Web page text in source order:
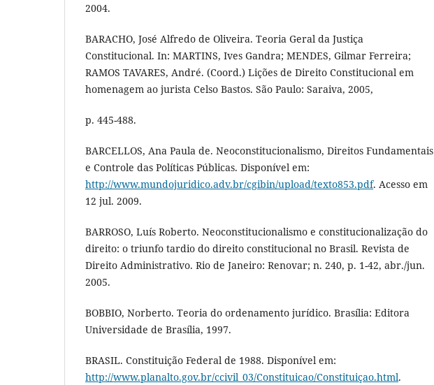
2004.
BARACHO, José Alfredo de Oliveira. Teoria Geral da Justiça
Constitucional. In: MARTINS, Ives Gandra; MENDES, Gilmar Ferreira;
RAMOS TAVARES, André. (Coord.) Lições de Direito Constitucional em
homenagem ao jurista Celso Bastos. São Paulo: Saraiva, 2005,
p. 445-488.
BARCELLOS, Ana Paula de. Neoconstitucionalismo, Direitos Fundamentais
e Controle das Políticas Públicas. Disponível em:
http://www.mundojuridico.adv.br/cgibin/upload/texto853.pdf. Acesso em
12 jul. 2009.
BARROSO, Luís Roberto. Neoconstitucionalismo e constitucionalização do
direito: o triunfo tardio do direito constitucional no Brasil. Revista de
Direito Administrativo. Rio de Janeiro: Renovar; n. 240, p. 1-42, abr./jun.
2005.
BOBBIO, Norberto. Teoria do ordenamento jurídico. Brasília: Editora
Universidade de Brasília, 1997.
BRASIL. Constituição Federal de 1988. Disponível em:
http://www.planalto.gov.br/ccivil_03/Constituicao/Constituiçao.html.